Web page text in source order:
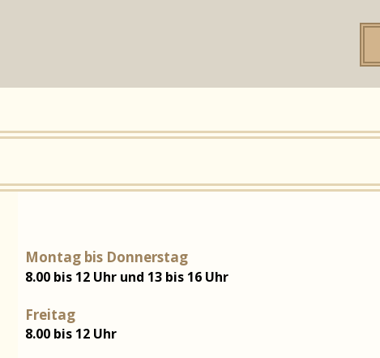
Montag bis Donnerstag
8.00 bis 12 Uhr und 13 bis 16 Uhr
Freitag
8.00 bis 12 Uhr